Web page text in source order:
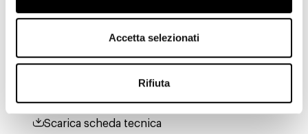
Accetta selezionati
Rifiuta
Download
informazioni, registrati nell'area
Scarica scheda tecnica